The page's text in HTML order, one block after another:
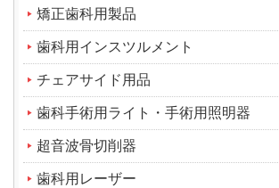
矯正歯科用製品
歯科用インスツルメント
チェアサイド用品
歯科手術用ライト・手術用照明器
超音波骨切削器
歯科用レーザー